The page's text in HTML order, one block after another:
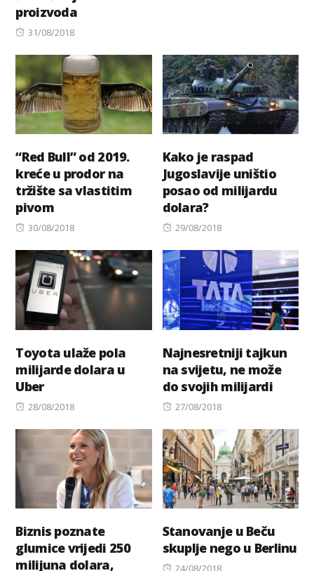
proizvoda
Posted
31/08/2018
“Red Bull” od 2019.
kreće u prodor na
tržište sa vlastitim
pivom
Posted
30/08/2018
Kako je raspad
Jugoslavije uništio
posao od milijardu
dolara?
Posted
29/08/2018
Toyota ulaže pola
milijarde dolara u
Uber
Posted
28/08/2018
Najnesretniji tajkun
na svijetu, ne može
do svojih milijardi
Posted
27/08/2018
Biznis poznate
glumice vrijedi 250
milijuna dolara,
Stanovanje u Beču
skuplje nego u Berlinu
Posted
24/08/2018